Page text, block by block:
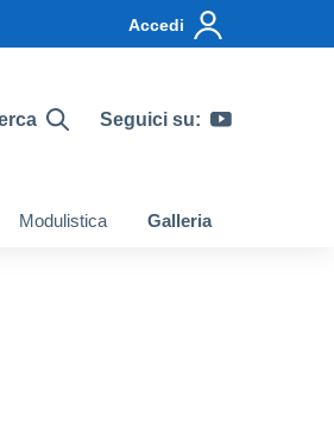
Accedi
Seguici su:
Modulistica Galleria